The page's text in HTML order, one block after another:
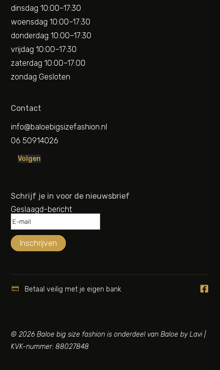
dinsdag 10:00–17:30
woensdag 10:00–17:30
donderdag 10:00–17:30
vrijdag 10:00–17:30
zaterdag 10:00–17:00
zondag Gesloten
Contact
info@baloebigsizefashion.nl
06 50914026
Volgen
Schrijf je in voor de nieuwsbrief
Geslaagd-bericht
Inschrijven
 Betaal veilig met je eigen bank 
© 2026 Baloe big size fashion is onderdeel van Baloe by Lavi |
KVK-nummer: 88027848